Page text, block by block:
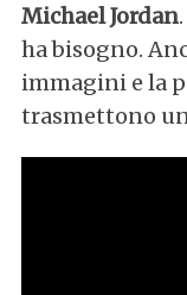
Michael Jordan
ha bisogno.
immagini e la
trasmettono
h
f
o
r